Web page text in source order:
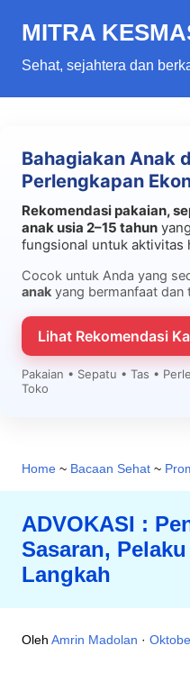
Langsung
MITRA
Sehat, sejahtera dan
Bahagiakan Anak
Perlengkapan
Rekomendasi pakaian,
anak usia 2–15 tahun
fungsional untuk aktivitas
Cocok untuk Anda yang
anak yang bermanfaat dan
Lihat Rekomendasi
Pakaian • Sepatu • Tas •
Toko
Home ~ Bacaan Sehat ~
ADVOKASI :
Sasaran,
Langkah
Oleh Amrin Madolan